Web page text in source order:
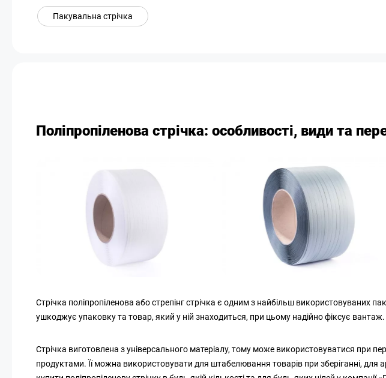
Пакувальна стрічка
Поліпропіленова стрічка: особливості, види та
Стрічка поліпропіленова або стрепінг стрічка є одним з найбільш використовуваних
ушкоджує упаковку та товар, який у ній знаходиться, при цьому надійно фіксує вантаж.
Стрічка виготовлена ​​з універсального матеріалу, тому може використовуватися при
продуктами. Її можна використовувати для штабелювання товарів при зберіганні,